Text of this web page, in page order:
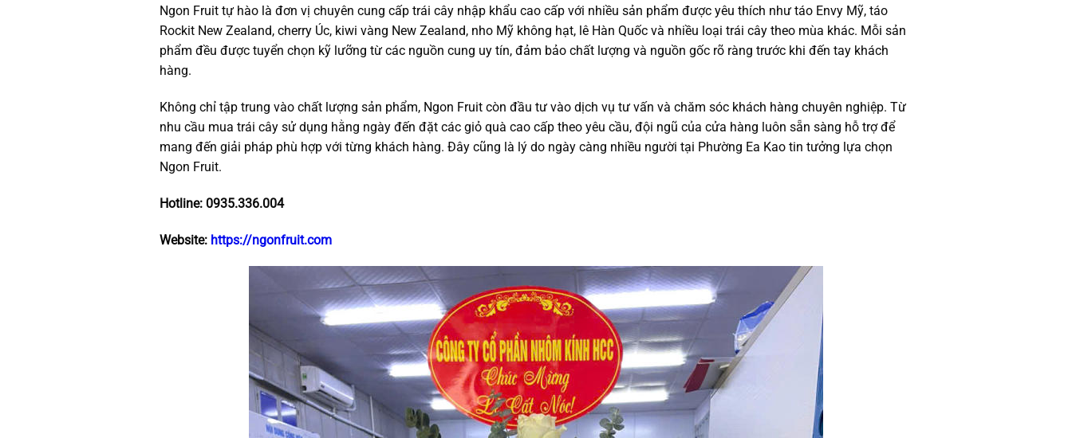
Ngon Fruit tự hào là đơn vị chuyên cung cấp trái cây nhập khẩu cao cấp với nhiều sản phẩm được yêu thích như táo Envy Mỹ, táo
Rockit New Zealand, cherry Úc, kiwi vàng New Zealand, nho Mỹ không hạt, lê Hàn Quốc và nhiều loại trái cây theo mùa khác. Mỗi sản
phẩm đều được tuyển chọn kỹ lưỡng từ các nguồn cung uy tín, đảm bảo chất lượng và nguồn gốc rõ ràng trước khi đến tay khách
hàng.
Không chỉ tập trung vào chất lượng sản phẩm, Ngon Fruit còn đầu tư vào dịch vụ tư vấn và chăm sóc khách hàng chuyên nghiệp. Từ
nhu cầu mua trái cây sử dụng hằng ngày đến đặt các giỏ quà cao cấp theo yêu cầu, đội ngũ của cửa hàng luôn sẵn sàng hỗ trợ để
mang đến giải pháp phù hợp với từng khách hàng. Đây cũng là lý do ngày càng nhiều người tại Phường Ea Kao tin tưởng lựa chọn
Ngon Fruit.
Hotline: 0935.336.004
Website: https://ngonfruit.com